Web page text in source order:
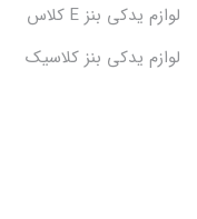
لوازم یدکی بنز E کلاس
لوازم یدکی بنز کلاسیک